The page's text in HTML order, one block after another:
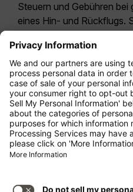
Steuern und Gebühren
eines Hin- und Rückflugs.
möglicherweise nicht mehr
Economy Class
sich i.d.R. um Economy
Tarifoption. Es können
fürAufgabegepäck oder
Leistungen anfallen. Es
Geschäftsbedingungen .